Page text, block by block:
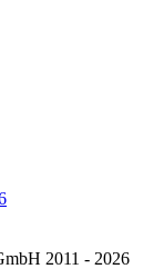
2011 - 2026